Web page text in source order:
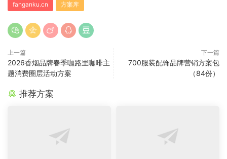
fanganku.cn 方案库
上一篇
2026香烟品牌春季咖路里咖啡主
题消费圈层活动方案
下一篇
700服装配饰品牌营销方案包
（84份）
推荐方案